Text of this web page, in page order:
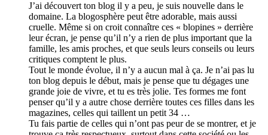
J’ai découvert ton blog il y a peu, je suis nouvelle dans le
domaine. La blogosphère peut être adorable, mais aussi
cruelle. Même si on croit connaître ces « blopines » derrière
leur écran, je pense qu’il n’y a rien de plus important que la
famille, les amis proches, et que seuls leurs conseils ou leurs
critiques comptent le plus.
Tout le monde évolue, il n’y a aucun mal à ça. Je n’ai pas lu
ton blog depuis le début, mais je pense que tu dégages une
grande joie de vivre, et tu es très jolie. Tes formes me font
penser qu’il y a autre chose derrière toutes ces filles dans les
magazines, celles qui taillent un petit 34 …
Tu fais partie de celles qui n’ont pas peur de se montrer, et je